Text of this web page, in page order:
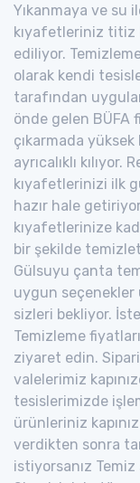
Yıkanmaya ve su
kıyafetleriniz titiz
ediliyor.
olarak kendi
tarafından
önde gelen BÜFA
çıkarmada yüksek
ayrıcalıklı
kıyafetlerinizi ilk
hazır hale
kıyafetlerinize
bir şekilde
Gülsuyu çanta
uygun seçenekler
sizleri bekliyor.
Temizleme
ziyaret edin.
valelerimiz
tesislerimizde
ürünleriniz
verdikten sonra
istiyorsanız Temiz